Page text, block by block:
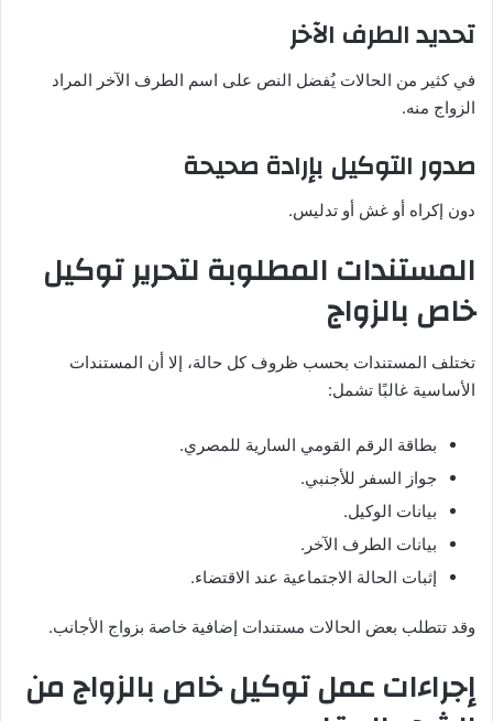
تحديد الطرف الآخر
في كثير من الحالات يُفضل النص على اسم الطرف الآخر المراد
الزواج منه.
صدور التوكيل بإرادة صحيحة
دون إكراه أو غش أو تدليس.
المستندات المطلوبة لتحرير توكيل
خاص بالزواج
تختلف المستندات بحسب ظروف كل حالة، إلا أن المستندات
الأساسية غالبًا تشمل:
بطاقة الرقم القومي السارية للمصري.
جواز السفر للأجنبي.
بيانات الوكيل.
بيانات الطرف الآخر.
إثبات الحالة الاجتماعية عند الاقتضاء.
وقد تتطلب بعض الحالات مستندات إضافية خاصة بزواج الأجانب.
إجراءات عمل توكيل خاص بالزواج من